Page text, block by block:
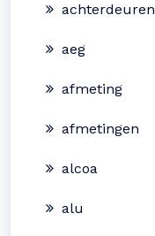
achterdeuren
aeg
afmeting
afmetingen
alcoa
alu